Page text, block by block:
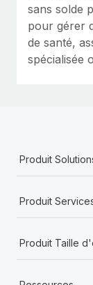
sans solde
pour gérer
de santé,
spécialisée
Produit
Produit
Produit Taille